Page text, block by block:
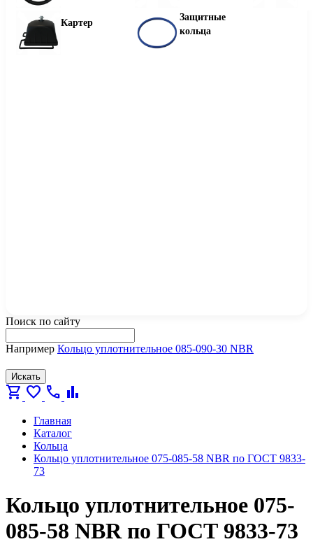
Картер
Защитные
кольца
Поиск по сайту
Например Кольцо уплотнительное 085-090-30 NBR
Искать
shopping_cart favorite call bar_chart
Главная
Каталог
Кольца
Кольцо уплотнительное 075-085-58 NBR по ГОСТ 9833-
73
Кольцо уплотнительное 075-
085-58 NBR по ГОСТ 9833-73